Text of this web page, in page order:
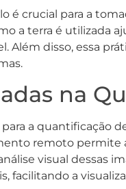
é crucial para a
a terra é utilizada
Além disso, essa
na
a quantificação
remoto
visual dessas
facilitando a